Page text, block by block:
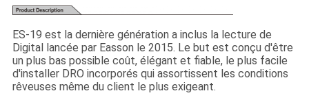
ES-19 est la dernière génération a inclus la lecture de
Digital lancée par Easson le 2015. Le but est conçu d'être
un plus bas possible coût, élégant et fiable, le plus facile
d'installer DRO incorporés qui assortissent les conditions
rêveuses même du client le plus exigeant.